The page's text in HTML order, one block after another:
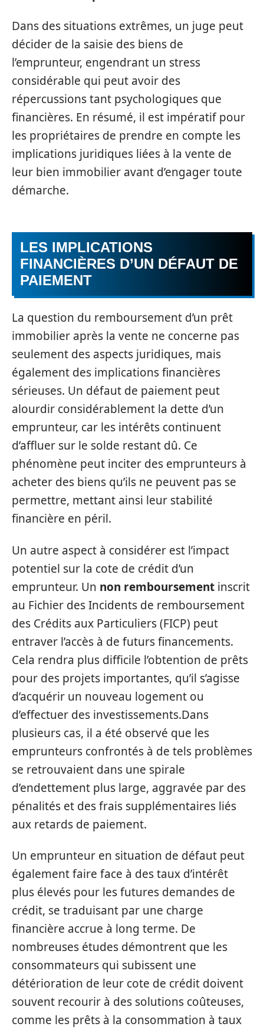
Dans des situations extrêmes, un juge peut
décider de la saisie des biens de
l’emprunteur, engendrant un stress
considérable qui peut avoir des
répercussions tant psychologiques que
financières. En résumé, il est impératif pour
les propriétaires de prendre en compte les
implications juridiques liées à la vente de
leur bien immobilier avant d’engager toute
démarche.
LES IMPLICATIONS
FINANCIÈRES D’UN DÉFAUT DE
PAIEMENT
La question du remboursement d’un prêt
immobilier après la vente ne concerne pas
seulement des aspects juridiques, mais
également des implications financières
sérieuses. Un défaut de paiement peut
alourdir considérablement la dette d’un
emprunteur, car les intérêts continuent
d’affluer sur le solde restant dû. Ce
phénomène peut inciter des emprunteurs à
acheter des biens qu’ils ne peuvent pas se
permettre, mettant ainsi leur stabilité
financière en péril.
Un autre aspect à considérer est l’impact
potentiel sur la cote de crédit d’un
emprunteur. Un non remboursement inscrit
au Fichier des Incidents de remboursement
des Crédits aux Particuliers (FICP) peut
entraver l’accès à de futurs financements.
Cela rendra plus difficile l’obtention de prêts
pour des projets importantes, qu’il s’agisse
d’acquérir un nouveau logement ou
d’effectuer des investissements.Dans
plusieurs cas, il a été observé que les
emprunteurs confrontés à de tels problèmes
se retrouvaient dans une spirale
d’endettement plus large, aggravée par des
pénalités et des frais supplémentaires liés
aux retards de paiement.
Un emprunteur en situation de défaut peut
également faire face à des taux d’intérêt
plus élevés pour les futures demandes de
crédit, se traduisant par une charge
financière accrue à long terme. De
nombreuses études démontrent que les
consommateurs qui subissent une
détérioration de leur cote de crédit doivent
souvent recourir à des solutions coûteuses,
comme les prêts à la consommation à taux